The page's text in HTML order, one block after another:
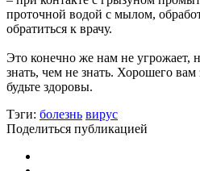
проточной водой с мылом,
обратиться к врачу.
Это конечно же нам не угрожает,
знать, чем не знать. Хорошего вам
будьте здоровы.
Тэги: болезнь вирус
Поделиться публикацией